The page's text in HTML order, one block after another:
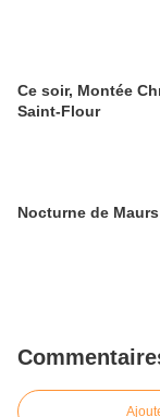
Ce soir, Montée
Saint-Flour
Nocturne de Maurs